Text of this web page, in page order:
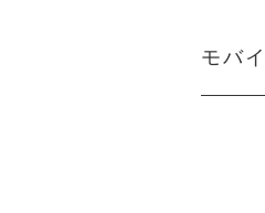
アジア
ブラウ
力を引
さと異
シンプ
モバ